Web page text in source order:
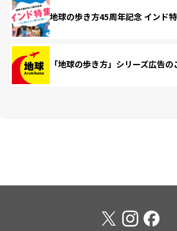
地球の歩き方45周年記念 インド
「地球の歩き方」シリーズ広告の